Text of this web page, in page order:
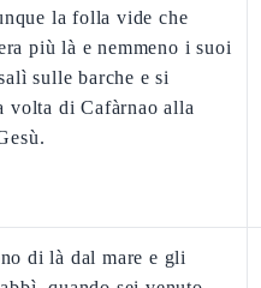
la folla vide che
più là e nemmeno i suoi
sulle barche e si
volta di Cafàrnao alla
di là dal mare e gli